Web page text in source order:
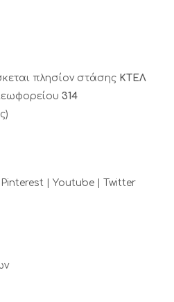
πλησίον στάσης ΚΤΕΛ
314
Pinterest | Youtube | Twitter